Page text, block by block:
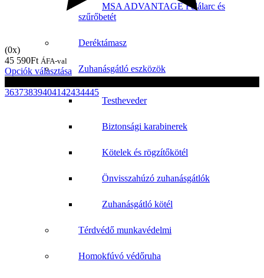
MSA ADVANTAGE Félálarc és
szűrőbetét
Deréktámasz
Zuhanásgátló eszközök
Testheveder
Biztonsági karabinerek
Kötelek és rögzítőkötél
Önvisszahúzó zuhanásgátlók
Zuhanásgátló kötél
Térdvédő munkavédelmi
Homokfúvó védőruha
(0x)
45 590Ft ÁFA-val
Opciók választása
36373839404142434445